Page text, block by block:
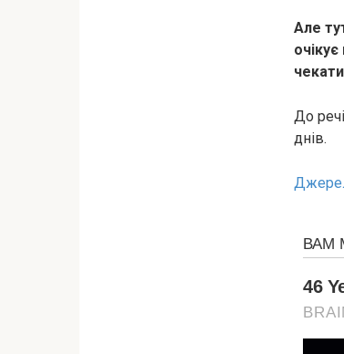
Але
До
днів.